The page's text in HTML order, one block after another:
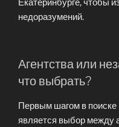
Екатеринбурге, чтобы
недоразумений.
Агентства или
что выбрать?
Первым шагом в поиске
является выбор между